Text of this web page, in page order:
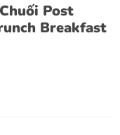
Post
Breakfast